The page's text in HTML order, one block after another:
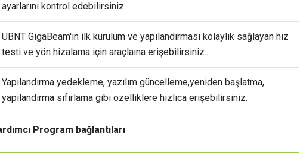
ayarlarını kontrol edebilirsiniz.
UBNT GigaBeam'in ilk kurulum ve yapılandırması kolaylık sağlayan hız
testi ve yön hizalama için araçlaına erişebilirsiniz..
Yapılandırma yedekleme, yazılım güncelleme,yeniden başlatma,
yapılandırma sıfırlama gibi özelliklere hızlıca erişebilirsiniz.
Program bağlantıları